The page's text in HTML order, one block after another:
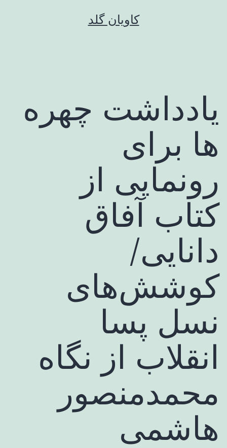
کاویان گلد
یادداشت چهره
ها برای
رونمایی از
کتاب آفاق
دانایی/
کوشش‌های
نسل پسا
انقلاب از نگاه
محمدمنصور
هاشمی